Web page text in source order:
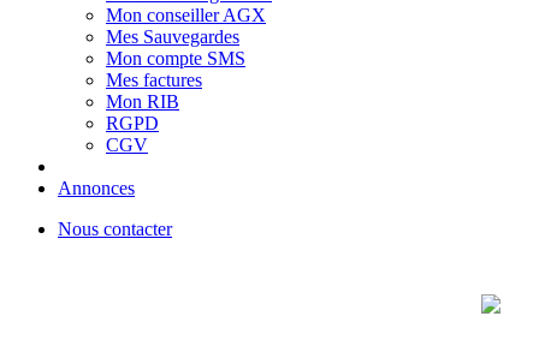
Mon conseiller AGX
Mes Sauvegardes
Mon compte SMS
Mes factures
Mon RIB
RGPD
CGV
Annonces
Nous contacter